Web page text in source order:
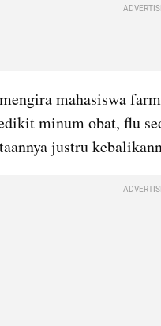
mahasiswa
minum obat, flu
justru